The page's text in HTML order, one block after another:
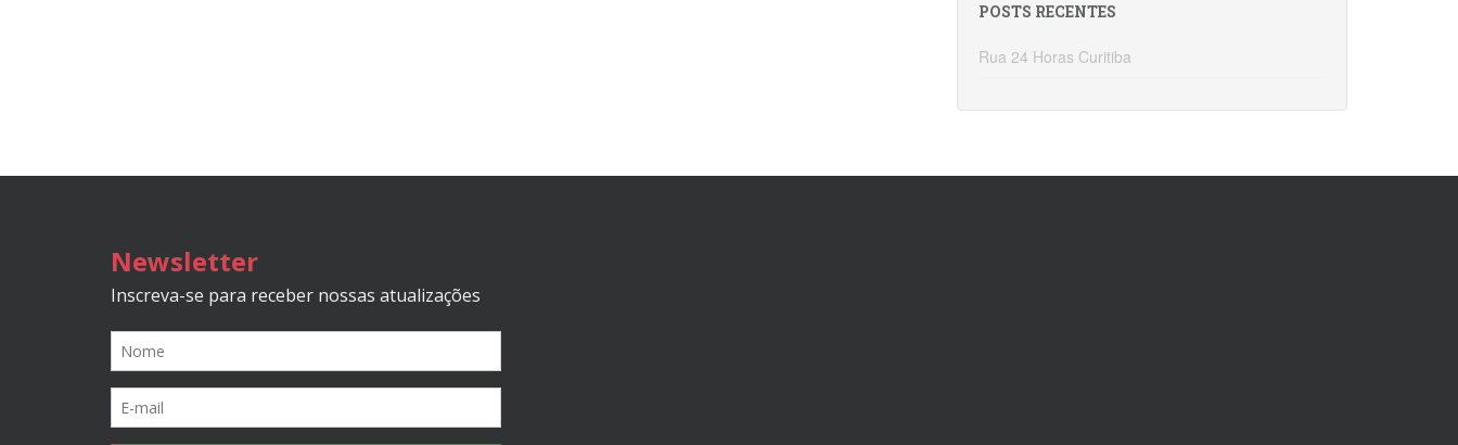
POSTS RECENTES
Rua 24 Horas Curitiba